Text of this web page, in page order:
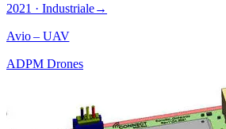
2021 · Industriale→
Avio – UAV
ADPM Drones